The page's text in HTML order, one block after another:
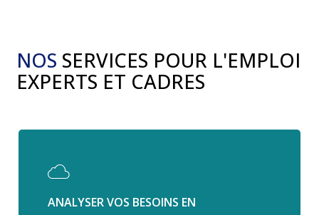
NOS SERVICES POUR L'EMPLOI
EXPERTS ET CADRES
ANALYSER VOS BESOINS EN